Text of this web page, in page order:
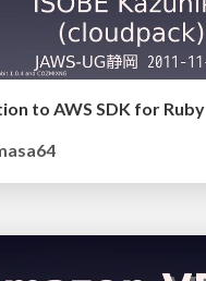
to AWS SDK for Ruby